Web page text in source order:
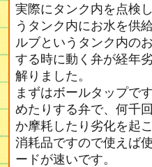
実際にタンク内を点検
うタンク内にお水を供
ルブというタンク内の
する時に動く弁が経年
解りました。
まずはボールタップで
めたりする弁で、何千
か摩耗したり劣化を起
消耗品ですので使えば
ードが速いです。